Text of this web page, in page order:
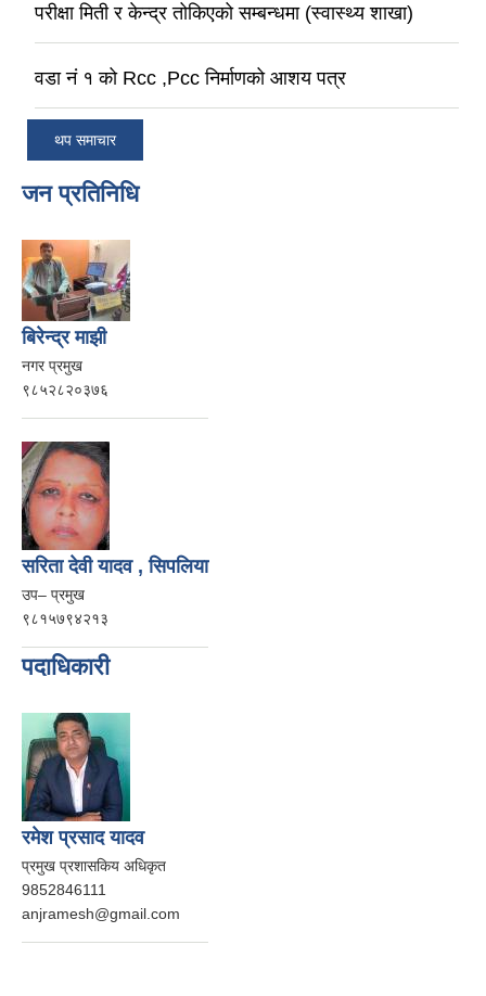
परीक्षा मिती र केन्द्र तोकिएको सम्बन्धमा (स्वास्थ्य शाखा)
वडा नं १ को Rcc ,Pcc निर्माणको आशय पत्र
थप समाचार
जन प्रतिनिधि
बिरेन्द्र माझी
नगर प्रमुख
९८५२८२०३७६
सरिता देवी यादव , सिपलिया
उप– प्रमुख
९८१५७९४२१३
पदाधिकारी
रमेश प्रसाद यादव
प्रमुख प्रशासकिय अधिकृत
9852846111
anjramesh@gmail.com